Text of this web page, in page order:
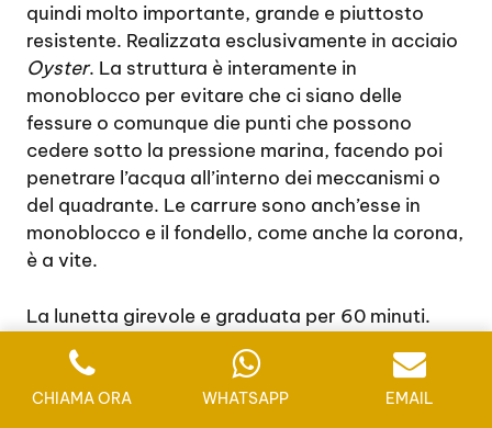
quindi molto importante, grande e piuttosto
resistente. Realizzata esclusivamente in acciaio
Oyster. La struttura è interamente in
monoblocco per evitare che ci siano delle
fessure o comunque die punti che possono
cedere sotto la pressione marina, facendo poi
penetrare l’acqua all’interno dei meccanismi o
del quadrante. Le carrure sono anch’esse in
monoblocco e il fondello, come anche la corona,
è a vite.
La lunetta girevole e graduata per 60 minuti.
Sulla parte alta dell’orologio c’è uno Zaffiro
resistente ai graffi e alla pressione marina. Nei
modelli che sono molto costosi, si ha anche un
CHIAMA ORA WHATSAPP EMAIL